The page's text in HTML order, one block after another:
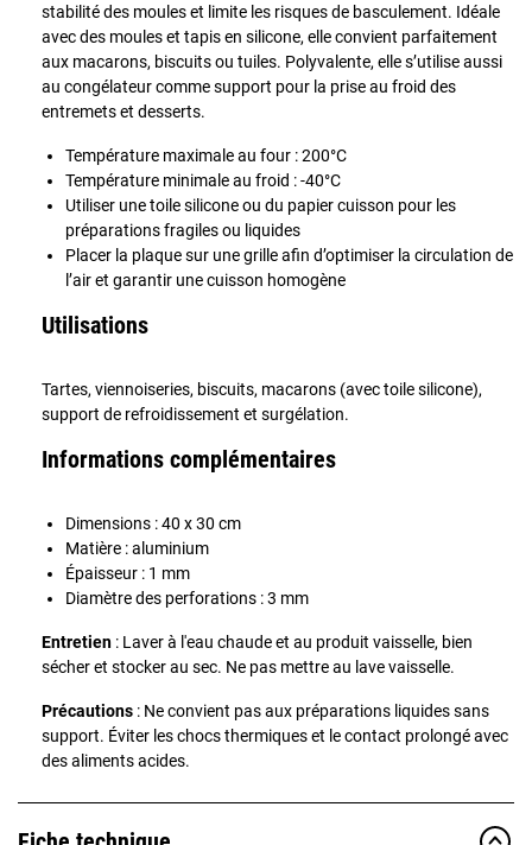
stabilité des moules et limite les risques de basculement. Idéale
avec des moules et tapis en silicone, elle convient parfaitement
aux macarons, biscuits ou tuiles. Polyvalente, elle s’utilise aussi
au congélateur comme support pour la prise au froid des
entremets et desserts.
Température maximale au four : 200°C
Température minimale au froid : -40°C
Utiliser une toile silicone ou du papier cuisson pour les
préparations fragiles ou liquides
Placer la plaque sur une grille afin d’optimiser la circulation de
l’air et garantir une cuisson homogène
Utilisations
Tartes, viennoiseries, biscuits, macarons (avec toile silicone),
support de refroidissement et surgélation.
Informations complémentaires
Dimensions : 40 x 30 cm
Matière : aluminium
Épaisseur : 1 mm
Diamètre des perforations : 3 mm
Entretien : Laver à l'eau chaude et au produit vaisselle, bien
sécher et stocker au sec. Ne pas mettre au lave vaisselle.
Précautions : Ne convient pas aux préparations liquides sans
support. Éviter les chocs thermiques et le contact prolongé avec
des aliments acides.